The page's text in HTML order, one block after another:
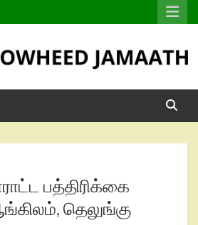
பத்திரிக்கை
தெலுங்கு